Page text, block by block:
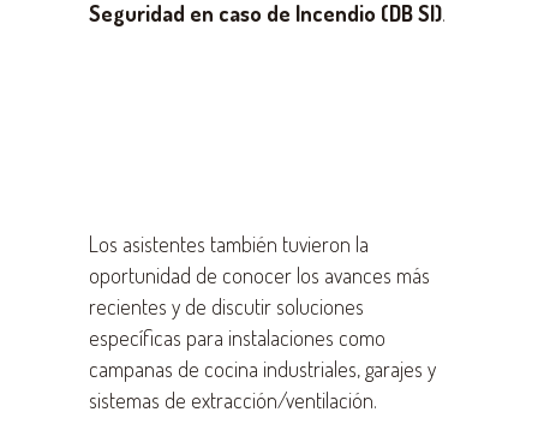
Seguridad en caso de Incendio (DB SI).
Los asistentes también tuvieron la
oportunidad de conocer los avances más
recientes y de discutir soluciones
específicas para instalaciones como
campanas de cocina industriales, garajes y
sistemas de extracción/ventilación.